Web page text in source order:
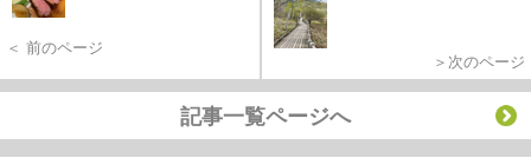
＜ 前のページ
＞次のページ
記事一覧ページへ